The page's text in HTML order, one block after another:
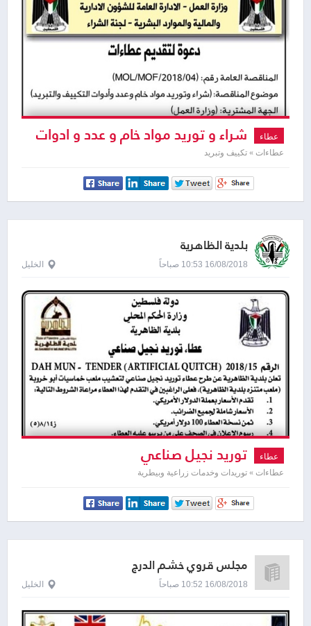
عطاء شراء و توريد مواد خام و عدد و ادوات
التكييف و التبريد
عطاءات » تكييف وتبريد
بلدية الظاهرية
16/08/2018 10:53 صباحاً الخليل
عطاء توريد نجيل صناعي
عطاءات » توريدات وخدمات زراعية وبيطرية
مجلس قروي خشم الدرج
16/08/2018 10:52 صباحاً الخليل